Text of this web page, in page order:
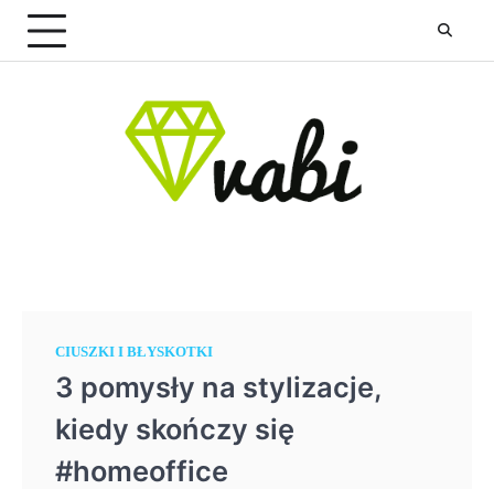
Skip
content
CIUSZKI I BŁYSKOTKI
3 pomysły na stylizacje,
kiedy skończy się
#homeoffice